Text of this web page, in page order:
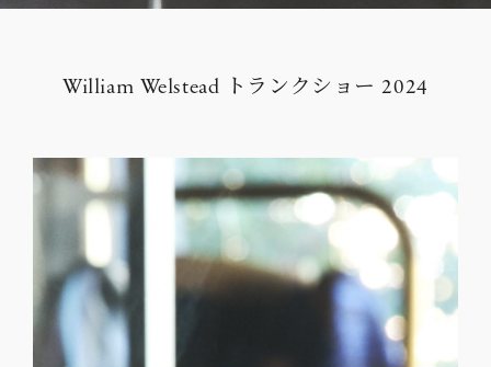
William Welstead トランクショー 2024